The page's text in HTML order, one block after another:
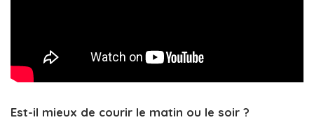
Est-il mieux de courir le matin ou le soir ?